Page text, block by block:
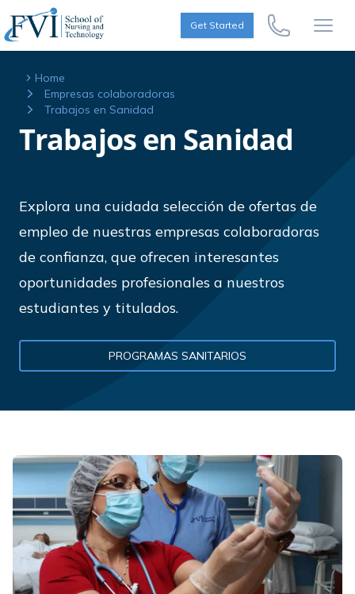
Skip to content
FVI School of Nursing
Get Started
Call Us Now
Home
Empresas colaboradoras
Trabajos en Sanidad
Trabajos en Sanidad
Explora una cuidada selección de ofertas de
empleo de nuestras empresas colaboradoras
de confianza, que ofrecen interesantes
oportunidades profesionales a nuestros
estudiantes y titulados.
PROGRAMAS SANITARIOS